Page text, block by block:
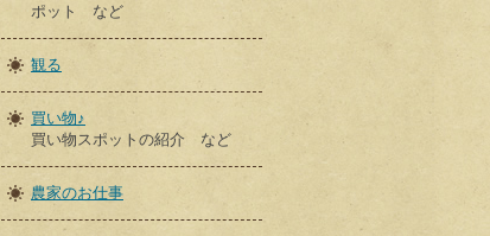
ポット など
観る
買い物♪
買い物スポットの紹介 など
農家のお仕事